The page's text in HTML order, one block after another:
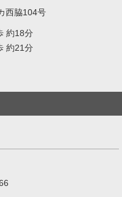
西脇104号
約18分
約21分